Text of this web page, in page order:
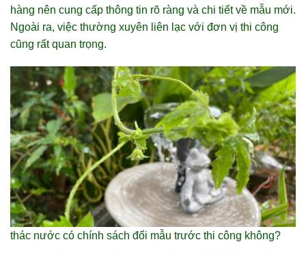
hàng nên cung cấp thông tin rõ ràng và chi tiết về mẫu mới.
Ngoài ra, việc thường xuyên liên lạc với đơn vị thi công
cũng rất quan trọng.
thác nước có chính sách đổi mẫu trước thi công không?